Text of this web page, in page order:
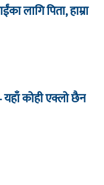
लागि पिता, हाम्रा
यहाँ कोही एक्लो छैन